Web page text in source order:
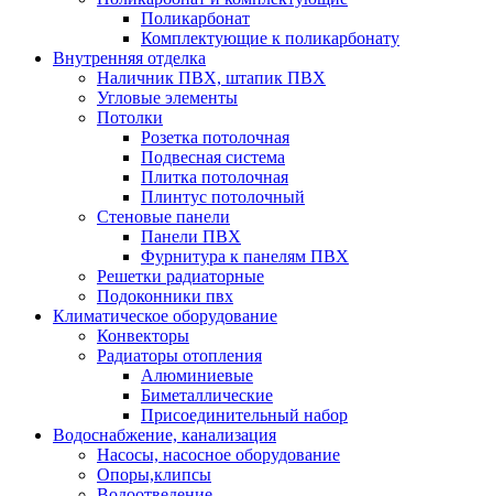
Поликарбонат
Комплектующие к поликарбонату
Внутренняя отделка
Наличник ПВХ, штапик ПВХ
Угловые элементы
Потолки
Розетка потолочная
Подвесная система
Плитка потолочная
Плинтус потолочный
Стеновые панели
Панели ПВХ
Фурнитура к панелям ПВХ
Решетки радиаторные
Подоконники пвх
Климатическое оборудование
Конвекторы
Радиаторы отопления
Алюминиевые
Биметаллические
Присоединительный набор
Водоснабжение, канализация
Насосы, насосное оборудование
Опоры,клипсы